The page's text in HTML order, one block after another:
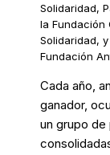
Solidaridad,
la Fundación
Solidaridad,
Fundación
Cada año,
ganador,
un grupo